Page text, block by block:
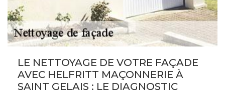
LE NETTOYAGE DE VOTRE FAÇADE
AVEC HELFRITT MAÇONNERIE À
SAINT GELAIS : LE DIAGNOSTIC